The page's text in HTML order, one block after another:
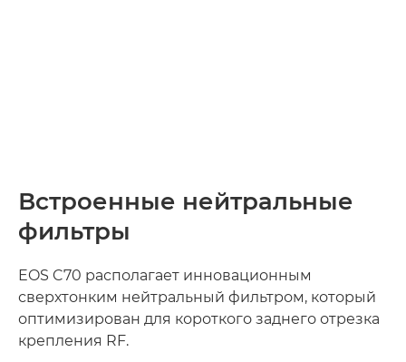
Встроенные нейтральные
фильтры
EOS C70 располагает инновационным
сверхтонким нейтральный фильтром, который
оптимизирован для короткого заднего отрезка
крепления RF.